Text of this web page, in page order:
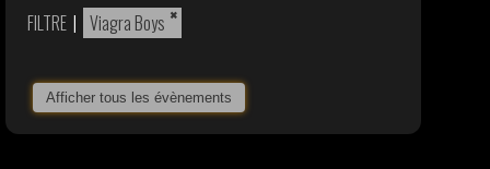
FILTRE | ×
Viagra Boys
Afficher tous les évènements